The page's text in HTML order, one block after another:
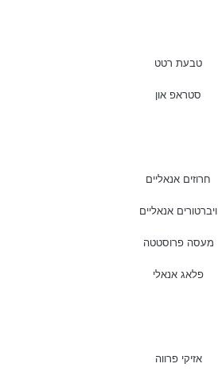
טבעת רטט
סטראפ און
חרוזים אנאליים
ויברטורים אנאליים
מעסה פרוסטטה
פלאג אנאלי
אזיקי פרווה